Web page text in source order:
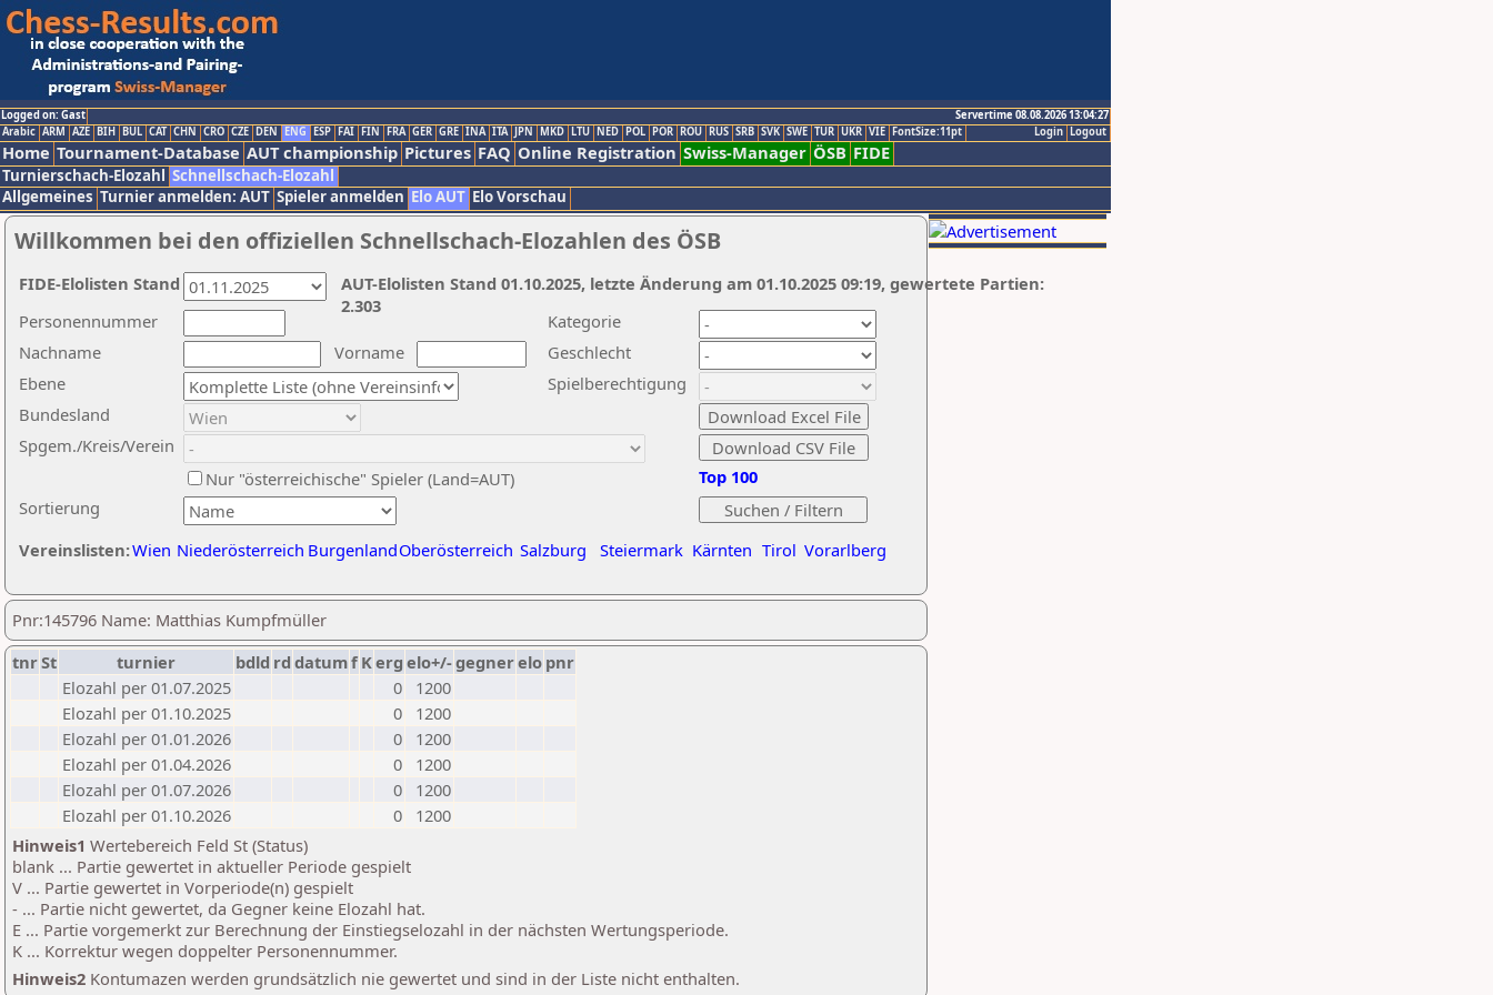
Logged on: Gast
Servertime 08.08.2026 13:04:27
Logout
Login
Arabic ARM AZE BIH BUL CAT CHN CRO CZE DEN ENG ESP FAI FIN FRA GER GRE INA ITA JPN MKD LTU NED POL POR ROU RUS SRB SVK SWE TUR UKR VIE FontSize:11pt
Home Tournament-Database AUT championship Pictures FAQ Online Registration Swiss-Manager ÖSB FIDE
Turnierschach-Elozahl Schnellschach-Elozahl
Allgemeines Turnier anmelden: AUT Spieler anmelden Elo AUT Elo Vorschau
Willkommen bei den offiziellen Schnellschach-Elozahlen des ÖSB
Nachname
Vorname
Ebene
Kategorie
Sortierung
Personennummer
Bundesland
Spgem./Kreis/Verein
Geschlecht
Nur "österreichische" Spieler (Land=AUT)
Spielberechtigung
Vereinslisten:Wien Niederösterreich BurgenlandOberösterreich Salzburg Steiermark Kärnten Tirol Vorarlberg
Top 100
AUT-Elolisten Stand 01.10.2025, letzte Änderung am 01.10.2025 09:19, gewertete Partien:
2.303
FIDE-Elolisten Stand
Pnr:145796 Name: Matthias Kumpfmüller
tnrSt turnier bdld rd datumf Kerg elo+/-gegnerelo pnr
Elozahl per 01.07.2025
0
1200
Elozahl per 01.10.2025
0
1200
Elozahl per 01.01.2026
0
1200
Elozahl per 01.04.2026
0
1200
Elozahl per 01.07.2026
0
1200
Elozahl per 01.10.2026
0
1200
Hinweis1 Wertebereich Feld St (Status)
blank ... Partie gewertet in aktueller Periode gespielt
V ... Partie gewertet in Vorperiode(n) gespielt
- ... Partie nicht gewertet, da Gegner keine Elozahl hat.
E ... Partie vorgemerkt zur Berechnung der Einstiegselozahl in der nächsten Wertungsperiode.
K ... Korrektur wegen doppelter Personennummer.
Hinweis2 Kontumazen werden grundsätzlich nie gewertet und sind in der Liste nicht enthalten.